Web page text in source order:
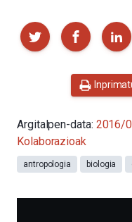
Partekatu
Argitalpen-data: 2016/
Kolaborazioak
antropologia biologia